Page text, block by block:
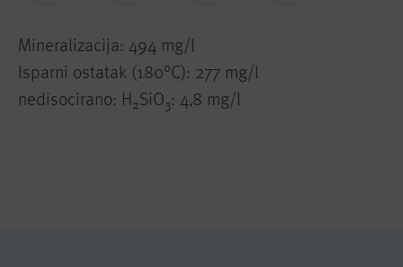
Mineralizacija: 494 mg/l
Isparni ostatak (180°C): 277 mg/l
nedisocirano: H2SiO3: 4,8 mg/l